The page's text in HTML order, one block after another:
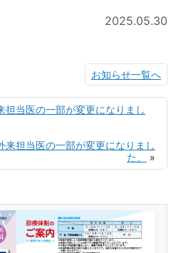
2025.05.30
お知らせ一覧へ
担当医の一部が変更になりまし
来担当医の一部が変更になりまし
た。
»